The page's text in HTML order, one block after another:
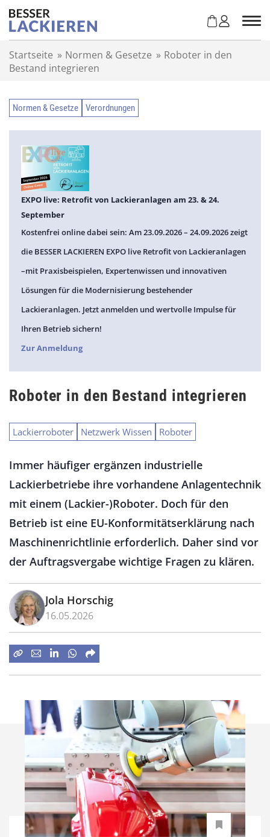
Startseite » Normen & Gesetze » Roboter in den
Bestand integrieren
Normen & Gesetze Verordnungen
EXPO live: Retrofit von Lackieranlagen am 23. & 24.
September
Kostenfrei online dabei sein: Am 23.09.2026 – 24.09.2026 zeigt
die BESSER LACKIEREN EXPO live Retrofit von Lackieranlagen
–mit Praxisbeispielen, Expertenwissen und innovativen
Lösungen für die Modernisierung bestehender
Lackieranlagen. Jetzt anmelden und wertvolle Impulse für
Ihren Betrieb sichern!
Zur Anmeldung
Roboter in den Bestand integrieren
Lackierroboter Netzwerk Wissen Roboter
Immer häufiger ergänzen industrielle
Lackierbetriebe ihre vorhandene Anlagentechnik
mit einem (Lackier-)Roboter. Doch für den
Betrieb ist eine EU-Konformitätserklärung nach
Maschinenrichtlinie erforderlich. Daher sind vor
der Auftragsvergabe wichtige Fragen zu klären.
Jola Horschig
16.05.2026